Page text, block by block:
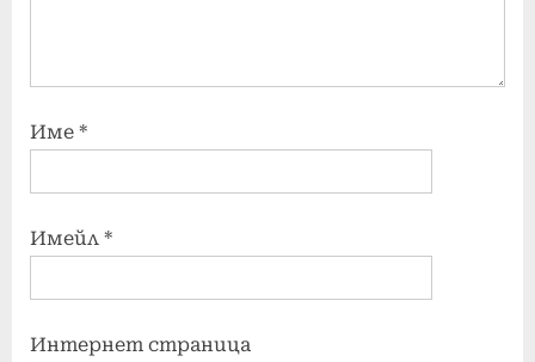
Име *
Имейл *
Интернет страница